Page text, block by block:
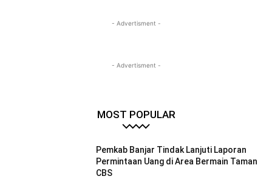
- Advertisment -
- Advertisment -
MOST POPULAR
Pemkab Banjar Tindak Lanjuti Laporan
Permintaan Uang di Area Bermain Taman
CBS